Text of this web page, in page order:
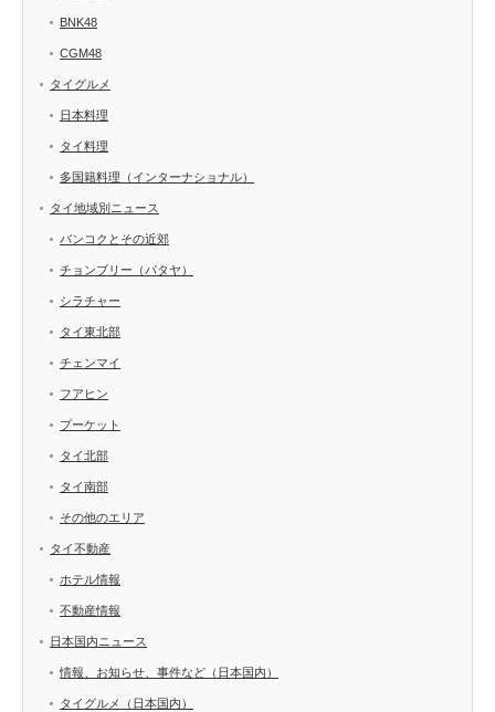
BNK48
CGM48
タイグルメ
日本料理
タイ料理
多国籍料理（インターナショナル）
タイ地域別ニュース
バンコクとその近郊
チョンブリー（パタヤ）
シラチャー
タイ東北部
チェンマイ
フアヒン
プーケット
タイ北部
タイ南部
その他のエリア
タイ不動産
ホテル情報
不動産情報
日本国内ニュース
情報、お知らせ、事件など（日本国内）
タイグルメ（日本国内）